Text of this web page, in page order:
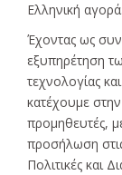
Ελληνική αγορά.
Έχοντας ως
εξυπηρέτηση
τεχνολογίας
κατέχουμε
προμηθευτές,
προσήλωση
Πολιτικές και